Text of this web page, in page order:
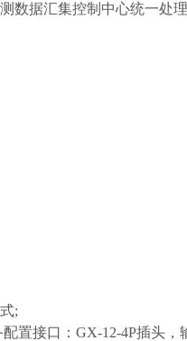
数据汇集控制中心统一处
;
置接口：GX-12-4P插头，